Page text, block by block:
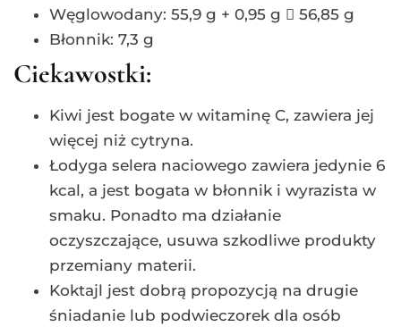
Węglowodany: 55,9 g + 0,95 g  56,85 g
Błonnik: 7,3 g
Ciekawostki:
Kiwi jest bogate w witaminę C, zawiera jej
więcej niż cytryna.
Łodyga selera naciowego zawiera jedynie 6
kcal, a jest bogata w błonnik i wyrazista w
smaku. Ponadto ma działanie
oczyszczające, usuwa szkodliwe produkty
przemiany materii.
Koktajl jest dobrą propozycją na drugie
śniadanie lub podwieczorek dla osób